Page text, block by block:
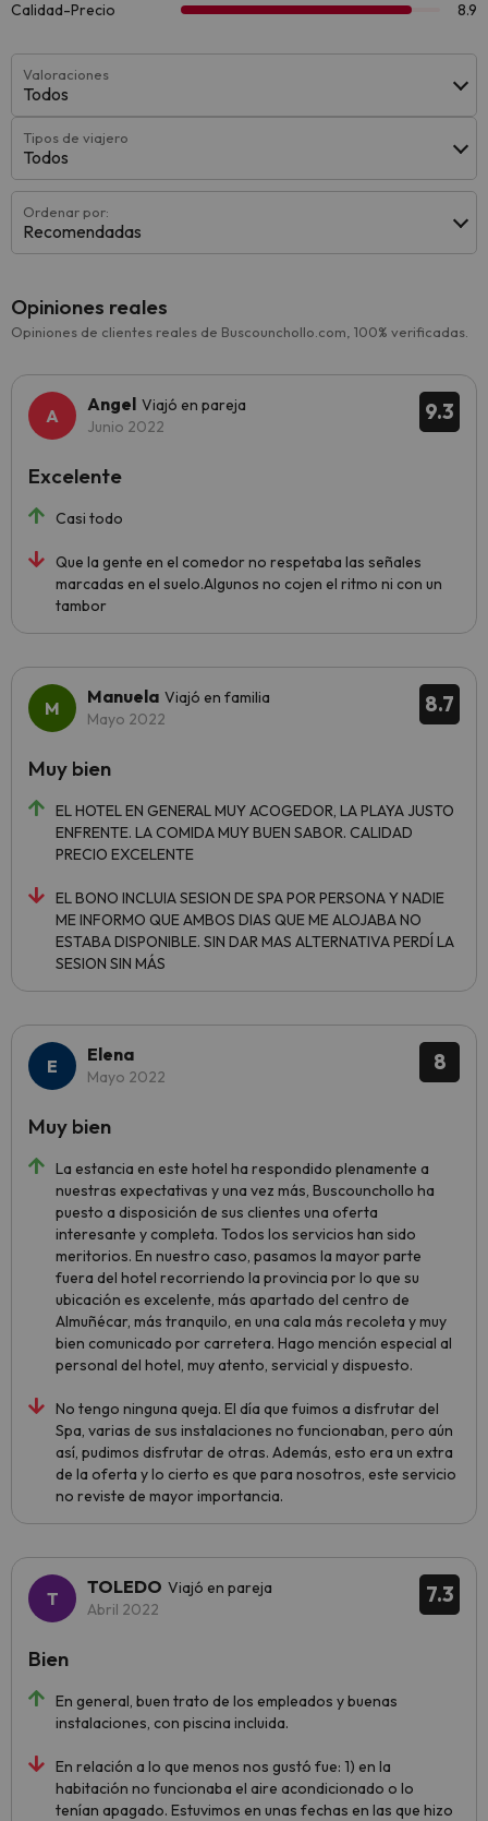
Valoraciones
Todos
Tipos de viajero
Todos
Ordenar por:
Recomendadas
Opiniones reales
Opiniones de clientes reales de Buscounchollo.com, 100% verificadas.
9.3
Angel Viajó en pareja
Junio 2022
Casi todo
Que la gente en el comedor no respetaba las señales
marcadas en el suelo.Algunos no cojen el ritmo ni con un
tambor
Excelente
8.7
Manuela Viajó en familia
Mayo 2022
EL HOTEL EN GENERAL MUY ACOGEDOR, LA PLAYA JUSTO
ENFRENTE. LA COMIDA MUY BUEN SABOR. CALIDAD
PRECIO EXCELENTE
EL BONO INCLUIA SESION DE SPA POR PERSONA Y NADIE
ME INFORMO QUE AMBOS DIAS QUE ME ALOJABA NO
ESTABA DISPONIBLE. SIN DAR MAS ALTERNATIVA PERDÍ LA
SESION SIN MÁS
Muy bien
8
Elena
Mayo 2022
La estancia en este hotel ha respondido plenamente a
nuestras expectativas y una vez más, Buscounchollo ha
puesto a disposición de sus clientes una oferta
interesante y completa. Todos los servicios han sido
meritorios. En nuestro caso, pasamos la mayor parte
fuera del hotel recorriendo la provincia por lo que su
ubicación es excelente, más apartado del centro de
Almuñécar, más tranquilo, en una cala más recoleta y muy
bien comunicado por carretera. Hago mención especial al
personal del hotel, muy atento, servicial y dispuesto.
No tengo ninguna queja. El día que fuimos a disfrutar del
Spa, varias de sus instalaciones no funcionaban, pero aún
así, pudimos disfrutar de otras. Además, esto era un extra
de la oferta y lo cierto es que para nosotros, este servicio
no reviste de mayor importancia.
Muy bien
7.3
TOLEDO Viajó en pareja
Abril 2022
En general, buen trato de los empleados y buenas
instalaciones, con piscina incluida.
En relación a lo que menos nos gustó fue: 1) en la
habitación no funcionaba el aire acondicionado o lo
tenían apagado. Estuvimos en unas fechas en las que hizo
Bien